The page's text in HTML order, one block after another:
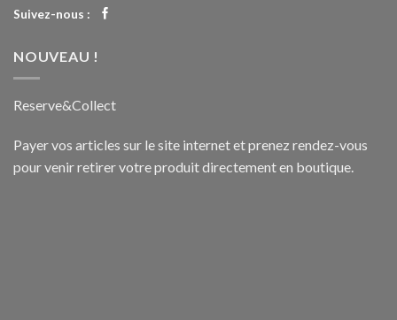
Suivez-nous :
NOUVEAU !
Reserve&Collect
Payer vos articles sur le site internet et prenez rendez-vous
pour venir retirer votre produit directement en boutique.